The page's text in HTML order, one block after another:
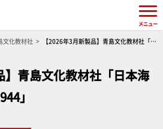
文化教材社
【2026年3月新製品】青島文化教材社「日
】青島文化教材社「日本海
」
メニュー